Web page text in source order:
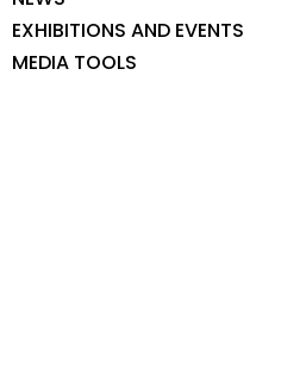
EXHIBITIONS AND EVENTS
MEDIA TOOLS